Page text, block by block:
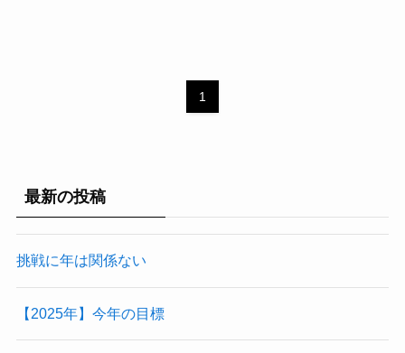
1
最新の投稿
挑戦に年は関係ない
【2025年】今年の目標